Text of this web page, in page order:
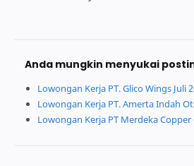
Anda mungkin menyukai
Lowongan Kerja PT. Glico Wings Juli
Lowongan Kerja PT. Amerta Indah
Lowongan Kerja PT Merdeka